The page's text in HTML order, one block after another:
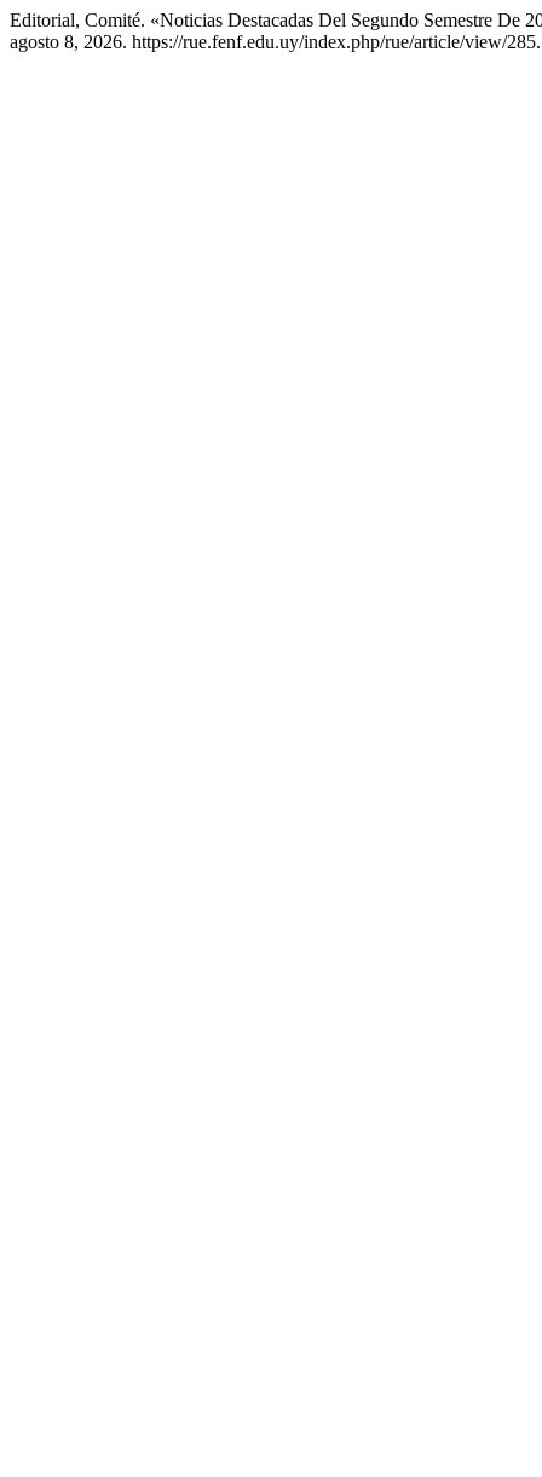
Editorial, Comité. «Noticias Destacadas Del Segundo Semestre De
agosto 8, 2026. https://rue.fenf.edu.uy/index.php/rue/article/view/285.